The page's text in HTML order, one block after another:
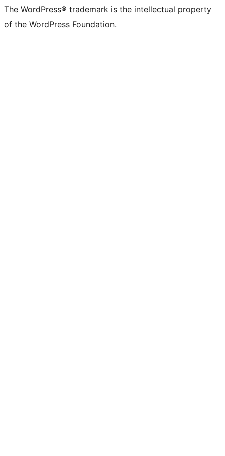
The WordPress® trademark is the intellectual property
of the WordPress Foundation.